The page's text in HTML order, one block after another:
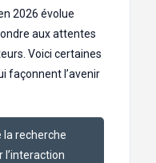
2026 évolue
aux attentes
Voici certaines
façonnent l’avenir
la recherche
l’interaction